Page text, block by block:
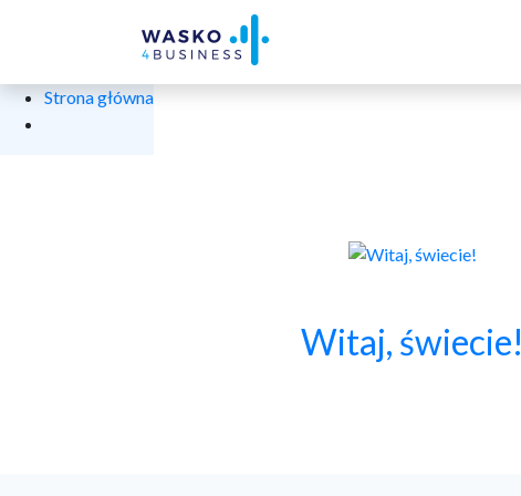
Strona główna
Witaj, świecie!